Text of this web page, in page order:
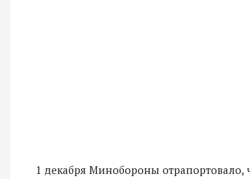
1 декабря Минобороны